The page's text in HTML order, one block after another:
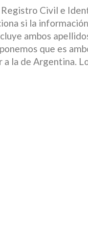
Registro Civil e
si la
ambos
que es
a la de Argentina.